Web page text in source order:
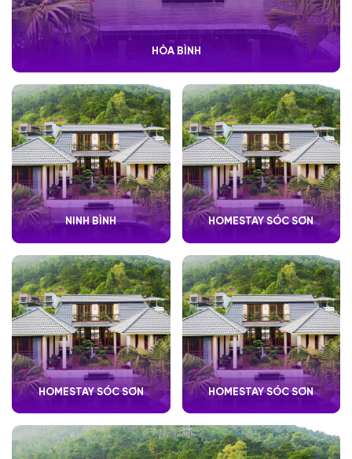
HÒA BÌNH
NINH BÌNH HOMESTAY SÓC SƠN
HOMESTAY SÓC SƠN HOMESTAY SÓC SƠN